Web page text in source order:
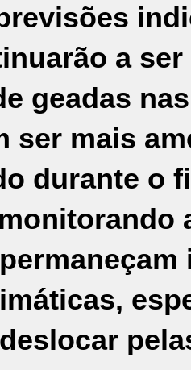
a
geadas
ser mais
durante o